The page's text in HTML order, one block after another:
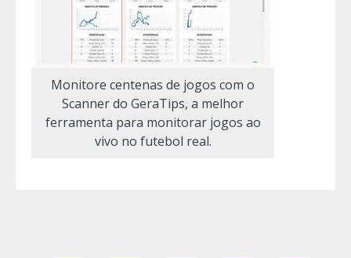
Monitore centenas de jogos com o
Scanner do GeraTips, a melhor
ferramenta para monitorar jogos ao
vivo no futebol real.